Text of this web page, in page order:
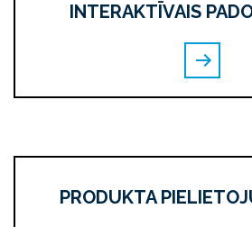
INTERAKTĪVAIS
PRODUKTA